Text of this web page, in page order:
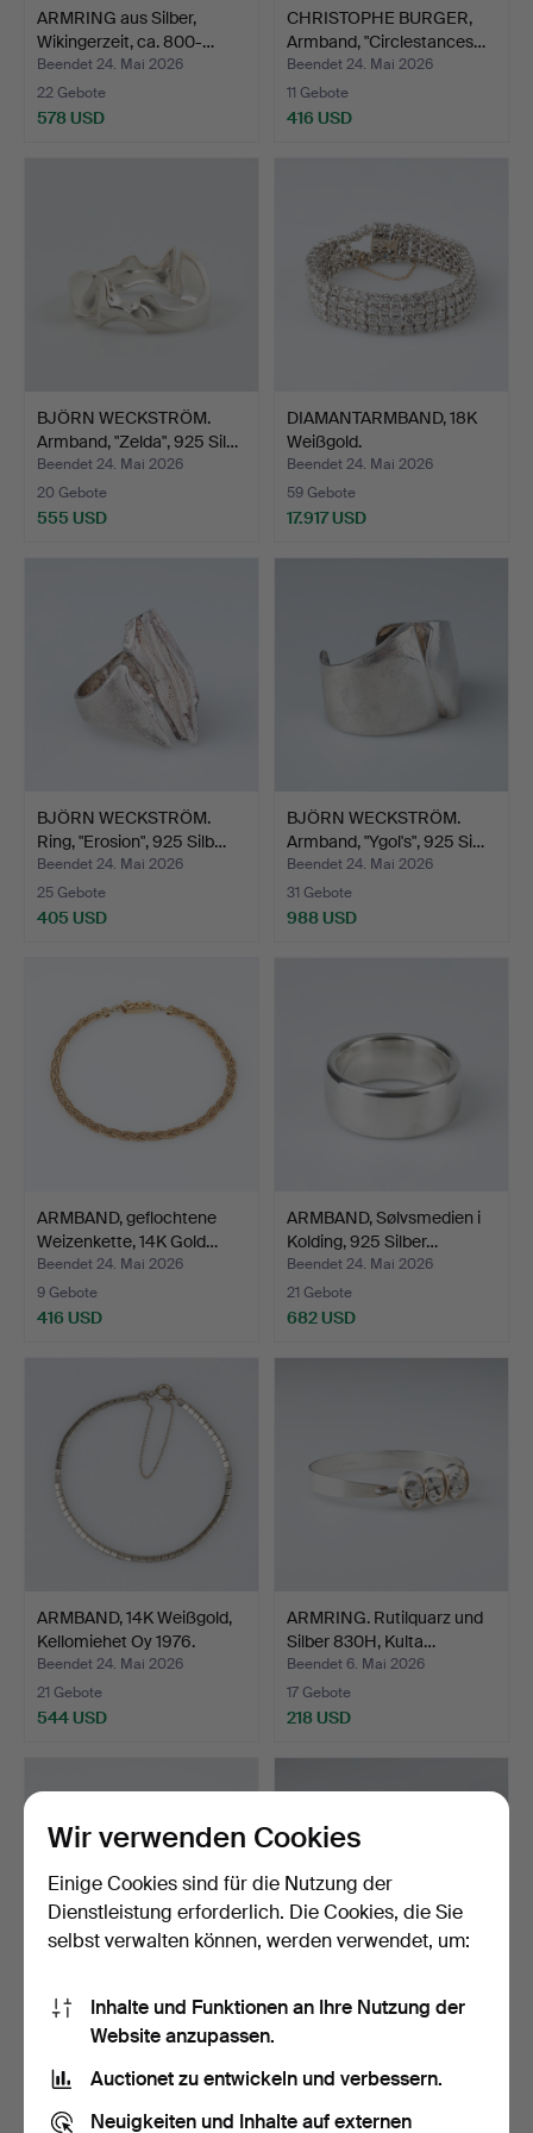
ARMRING aus Silber,
Wikingerzeit, ca. 800-…
Beendet 24. Mai 2026
22 Gebote
578 USD
CHRISTOPHE BURGER,
Armband, "Circlestances…
Beendet 24. Mai 2026
11 Gebote
416 USD
BJÖRN WECKSTRÖM.
Armband, "Zelda", 925 Sil…
Beendet 24. Mai 2026
20 Gebote
555 USD
DIAMANTARMBAND, 18K
Weißgold.
Beendet 24. Mai 2026
59 Gebote
17.917 USD
BJÖRN WECKSTRÖM.
Ring, "Erosion", 925 Silb…
Beendet 24. Mai 2026
25 Gebote
405 USD
BJÖRN WECKSTRÖM.
Armband, "Ygol's", 925 Si…
Beendet 24. Mai 2026
31 Gebote
988 USD
ARMBAND, geflochtene
Weizenkette, 14K Gold…
Beendet 24. Mai 2026
9 Gebote
416 USD
ARMBAND, Sølvsmedien i
Kolding, 925 Silber…
Beendet 24. Mai 2026
21 Gebote
682 USD
ARMBAND, 14K Weißgold,
Kellomiehet Oy 1976.
Beendet 24. Mai 2026
21 Gebote
544 USD
ARMRING. Rutilquarz und
Silber 830H, Kulta…
Beendet 6. Mai 2026
17 Gebote
218 USD
BJÖRN WECKSTRÖM.
Armband, "Lapinranne", 14…
18 Gebote
1.305 USD
PENTTI SARPANEVA.
486 USD
Wir verwenden Cookies
Einige Cookies sind für die Nutzung der
Dienstleistung erforderlich. Die Cookies, die Sie
selbst verwalten können, werden verwendet, um:
Inhalte und Funktionen an Ihre Nutzung der
Website anzupassen.
Auctionet zu entwickeln und verbessern.
Neuigkeiten und Inhalte auf externen